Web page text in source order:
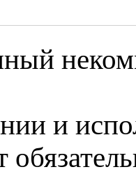
и